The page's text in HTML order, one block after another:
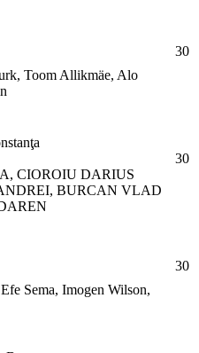
Toom Allikmäe, Alo
30
CIOROIU DARIUS
BURCAN VLAD
30
Sema, Imogen Wilson,
30